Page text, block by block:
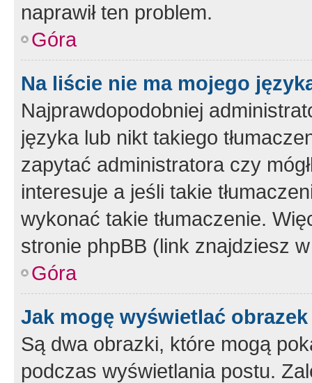
naprawił ten problem.
Góra
Na liście nie ma mojego
Najprawdopodobniej
języka lub nikt takiego
zapytać administratora czy
interesuje a jeśli takie
wykonać takie tłumaczenie.
stronie phpBB (link znajdziesz
Góra
Jak mogę wyświetlać
Są dwa obrazki, które mogą
podczas wyświetlania postu.